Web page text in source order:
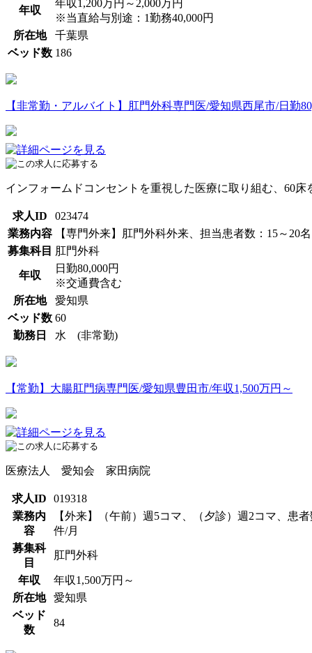
年収
年収1,200万円～2,000万円
※当直給与別途：1勤務40,000円
所在地
千葉県
ベッド数 186
【非常勤・アルバイト】肛門外科専門医/愛知県西尾市/日勤
インフォームドコンセントを重視した医療に取り組む、60
求人ID
023474
業務内容
【専門外来】肛門外科外来、担当患者数：15～20
募集科目 肛門外科
年収
日勤80,000円
※交通費含む
所在地
愛知県
ベッド数 60
勤務日
水 (非常勤)
【常勤】大腸肛門病専門医/愛知県豊田市/年収1,500万円～
医療法人 愛知会 家田病院
求人ID
019318
業務内
容
【外来】（午前）週5コマ、（夕診）週2コマ、患
件/月
募集科
目
肛門外科
年収
年収1,500万円～
所在地
愛知県
ベッド
数
84